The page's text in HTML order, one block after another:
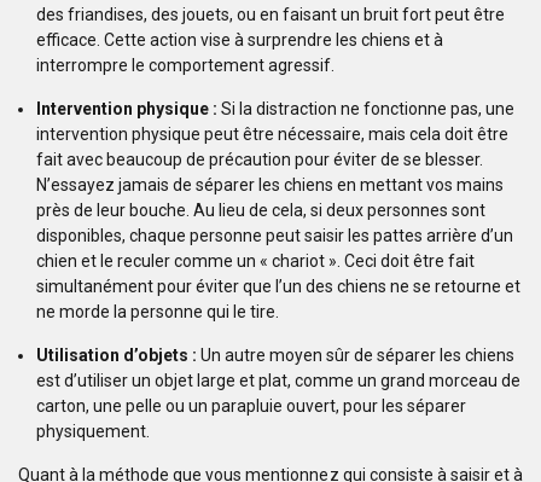
des friandises, des jouets, ou en faisant un bruit fort peut être
efficace. Cette action vise à surprendre les chiens et à
interrompre le comportement agressif.
Intervention physique : Si la distraction ne fonctionne pas, une
intervention physique peut être nécessaire, mais cela doit être
fait avec beaucoup de précaution pour éviter de se blesser.
N’essayez jamais de séparer les chiens en mettant vos mains
près de leur bouche. Au lieu de cela, si deux personnes sont
disponibles, chaque personne peut saisir les pattes arrière d’un
chien et le reculer comme un « chariot ». Ceci doit être fait
simultanément pour éviter que l’un des chiens ne se retourne et
ne morde la personne qui le tire.
Utilisation d’objets : Un autre moyen sûr de séparer les chiens
est d’utiliser un objet large et plat, comme un grand morceau de
carton, une pelle ou un parapluie ouvert, pour les séparer
physiquement.
Quant à la méthode que vous mentionnez qui consiste à saisir et à